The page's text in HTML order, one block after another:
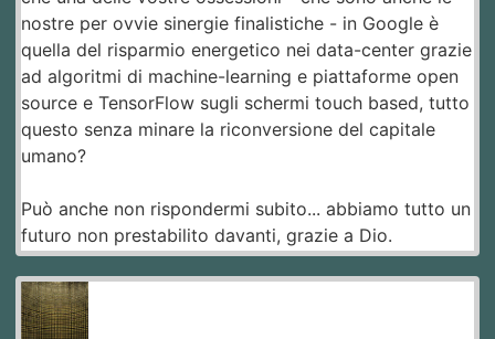
nostre per ovvie sinergie finalistiche - in Google è
quella del risparmio energetico nei data-center grazie
ad algoritmi di machine-learning e piattaforme open
source e TensorFlow sugli schermi touch based, tutto
questo senza minare la riconversione del capitale
umano?
Può anche non rispondermi subito... abbiamo tutto un
futuro non prestabilito davanti, grazie a Dio.